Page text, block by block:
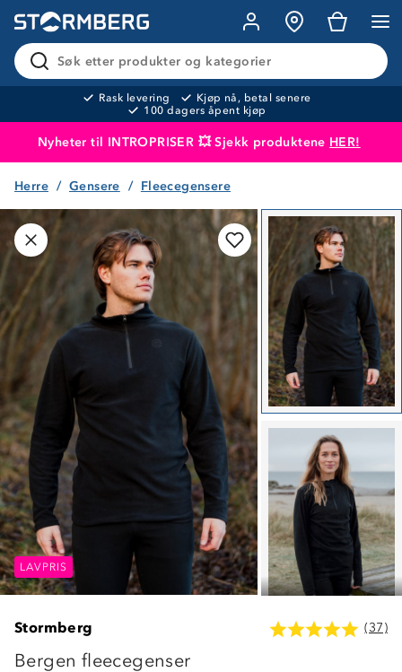
Søk etter produkter og kategorier
Rask levering
Kjøp nå, betal senere
100 dagers åpent kjøp
Nyheter til INTROPRISER 💥 Sjekk produktene HER!
Produktet er lagt i handlekurven
Herre Gensere Fleecegensere
LAVPRIS LAVPRIS
LAVPRIS
Stormberg (37)
Bergen fleecegenser